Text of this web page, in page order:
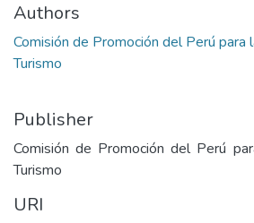
Authors
Comisión de Promoción del Perú para
Turismo
Publisher
Comisión de Promoción del Perú
Turismo
URI